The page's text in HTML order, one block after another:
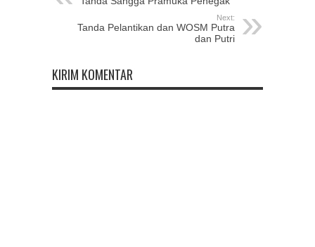
Next:
Tanda Pelantikan dan WOSM Putra
dan Putri
KIRIM KOMENTAR